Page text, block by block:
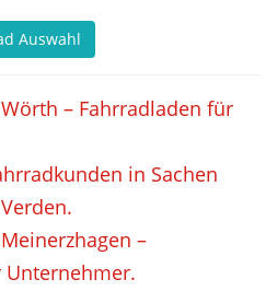
Auswahl
– Fahrradladen für
in Sachen
–
Unternehmer.